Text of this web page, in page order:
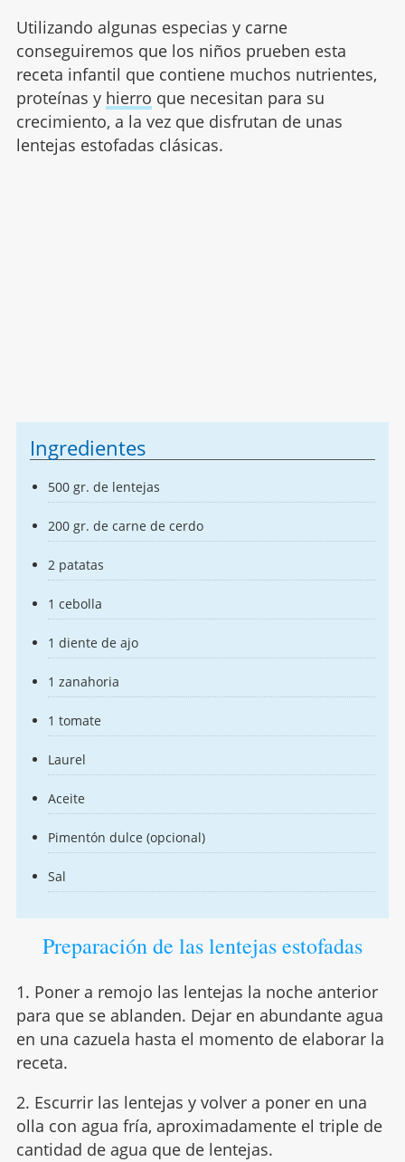
Utilizando algunas especias y carne
conseguiremos que los niños prueben esta
receta infantil que contiene muchos nutrientes,
proteínas y hierro que necesitan para su
crecimiento, a la vez que disfrutan de unas
lentejas estofadas clásicas.
Ingredientes
500 gr. de lentejas
200 gr. de carne de cerdo
2 patatas
1 cebolla
1 diente de ajo
1 zanahoria
1 tomate
Laurel
Aceite
Pimentón dulce (opcional)
Sal
Preparación de las lentejas estofadas
1. Poner a remojo las lentejas la noche anterior
para que se ablanden. Dejar en abundante agua
en una cazuela hasta el momento de elaborar la
receta.
2. Escurrir las lentejas y volver a poner en una
olla con agua fría, aproximadamente el triple de
cantidad de agua que de lentejas.